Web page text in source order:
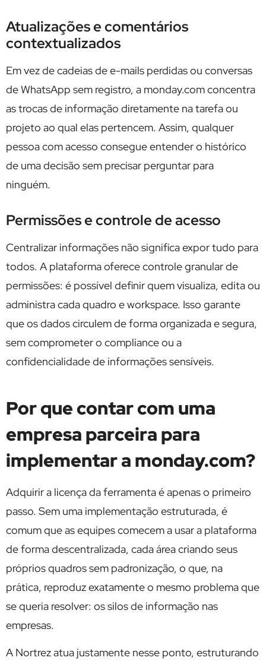
Atualizações e comentários
contextualizados
Em vez de cadeias de e-mails perdidas ou conversas
de WhatsApp sem registro, a monday.com concentra
as trocas de informação diretamente na tarefa ou
projeto ao qual elas pertencem. Assim, qualquer
pessoa com acesso consegue entender o histórico
de uma decisão sem precisar perguntar para
ninguém.
Permissões e controle de acesso
Centralizar informações não significa expor tudo para
todos. A plataforma oferece controle granular de
permissões: é possível definir quem visualiza, edita ou
administra cada quadro e workspace. Isso garante
que os dados circulem de forma organizada e segura,
sem comprometer o compliance ou a
confidencialidade de informações sensíveis.
Por que contar com uma
empresa parceira para
implementar a monday.com?
Adquirir a licença da ferramenta é apenas o primeiro
passo. Sem uma implementação estruturada, é
comum que as equipes comecem a usar a plataforma
de forma descentralizada, cada área criando seus
próprios quadros sem padronização, o que, na
prática, reproduz exatamente o mesmo problema que
se queria resolver: os silos de informação nas
empresas.
A Nortrez atua justamente nesse ponto, estruturando